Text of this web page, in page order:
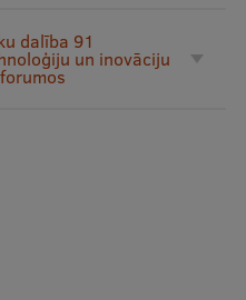
dalība 91
un inovāciju